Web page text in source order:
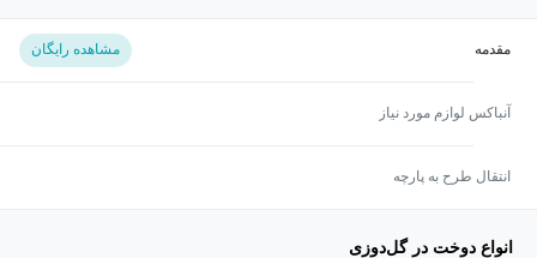
مقدمه مشاهده رایگان
آنباکس لوازم مورد نیاز
انتقال طرح به پارچه
انواع دوخت در گل‌دوزی